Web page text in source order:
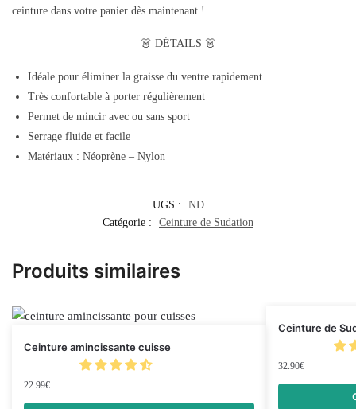
ceinture dans votre panier dès maintenant !
👗 DÉTAILS 👗
Idéale pour éliminer la graisse du ventre rapidement
Très confortable à porter régulièrement
Permet de mincir avec ou sans sport
Serrage fluide et facile
Matériaux : Néoprène – Nylon
UGS :
ND
Catégorie :
Ceinture de Sudation
Produits similaires
Ceinture amincissante cuisse
22.99€
Ceinture de
32.90€